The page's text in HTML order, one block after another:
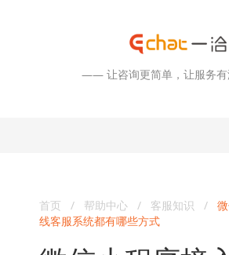
—— 让咨询更简单，让服务
首页 / 帮助中心 / 客服知识 /
线客服系统都有哪些方式